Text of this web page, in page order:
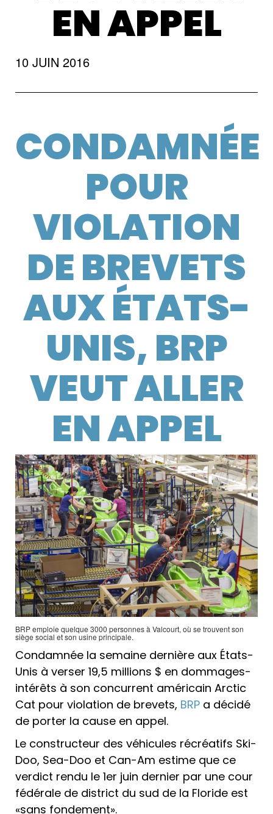
EN APPEL
10 JUIN 2016
CONDAMNÉE
POUR
VIOLATION
DE BREVETS
AUX ÉTATS-
UNIS, BRP
VEUT ALLER
EN APPEL
BRP emploie quelque 3000 personnes à Valcourt, où se trouvent son
siège social et son usine principale.
Condamnée la semaine dernière aux États-
Unis à verser 19,5 millions $ en dommages-
intérêts à son concurrent américain Arctic
Cat pour violation de brevets, BRP a décidé
de porter la cause en appel.
Le constructeur des véhicules récréatifs Ski-
Doo, Sea-Doo et Can-Am estime que ce
verdict rendu le 1er juin dernier par une cour
fédérale de district du sud de la Floride est
«sans fondement».